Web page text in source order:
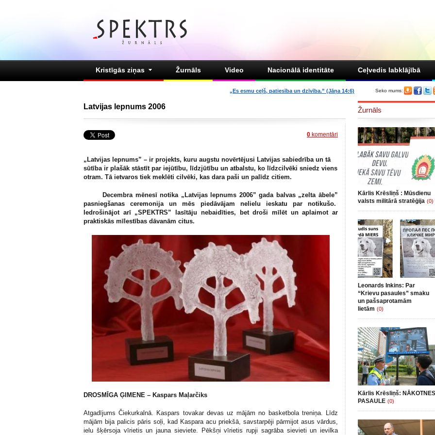
Kristīgās ziņas Žurnāls Video Nacionālā identitāte Ceļvedis labklājībā
Seko mums:
„Es esmu ceļš, patiesība un dzīvība.” (Jāņa 14:6)
Latvijas lepnums 2006
0 komentāri
„Latvijas lepnums” – ir projekts, kuru augstu novērtējusi Latvijas sabiedrība un tā
sūtība ir plašāk stāstīt par iejūtību, līdzjūtību un atbalstu, ko līdzcilvēki sniedz viens
otram. Tā ietvaros tiek meklēti cilvēki, kas dara paši un palīdz citiem.
Decembra mēnesī notika „Latvijas lepnums 2006” gada balvas „zelta ābele”
pasniegšanas ceremonija un mēs piedāvājam nelielu ieskatu par notikušo.
Iedrošinājot arī „SPEKTRS” lasītāju nebaidīties, bet droši mīlēt un aplaimot ar
praktiskās mīlestības dāvanām citus.
DROSMĪGA ĢIMENE – Kaspars Maļarčiks
Atgadījums Čiekurkalnā. Kaspars tovakar devas uz mājām no basketbola treniņa. Līdz
mājām bija palicis pāris soļi, kad Kaspara acu priekšā, savstarpēji pārmijot asus vārdus,
ielu šķērsoja vīrietis un jauna sieviete. Pēkšņi vīrietis rupji sagrāba sievieti un ievilka
Žurnāls
Kārlis Krēsliņš : Mūsdienu
valsts militārā stratēģija (0)
Leonards Inkins: Par
“Krievu pasaules” smaku
un pašsaprotamām
lietām (0)
Kārlis Krēsliņš: NĀKOTNES
PASAULE (0)